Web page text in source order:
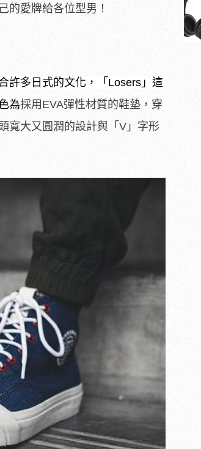
的愛牌給各位型男！
許多日式的文化，「Losers」這
為採用EVA彈性材質的鞋墊，穿
寬大又圓潤的設計與「V」字形